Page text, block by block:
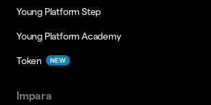
Young Platform Step
Young Platform Academy
Token NEW
Impara